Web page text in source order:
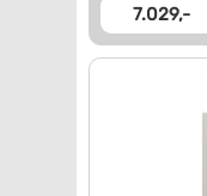
7.029,-